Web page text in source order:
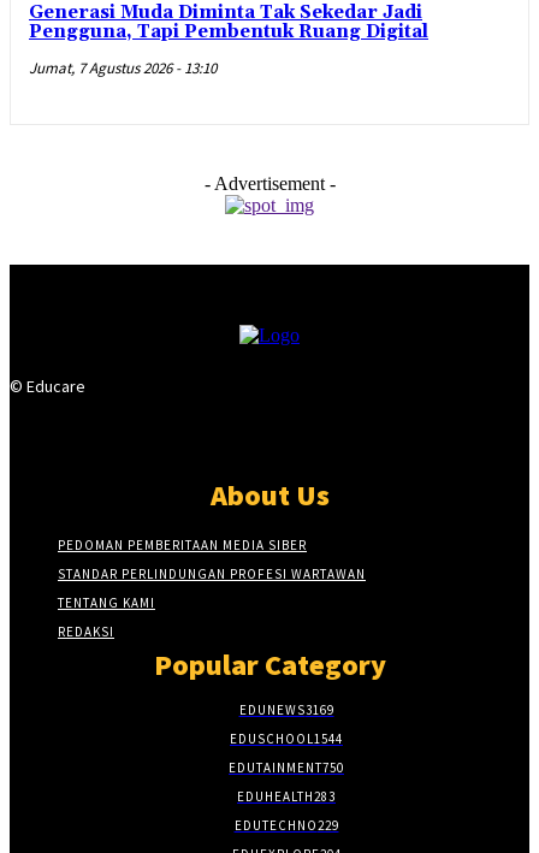
Generasi Muda Diminta Tak Sekedar Jadi
Pengguna, Tapi Pembentuk Ruang Digital
Jumat, 7 Agustus 2026 - 13:10
- Advertisement -
© Educare
About Us
PEDOMAN PEMBERITAAN MEDIA SIBER
STANDAR PERLINDUNGAN PROFESI WARTAWAN
TENTANG KAMI
REDAKSI
Popular Category
EDUNEWS3169
EDUSCHOOL1544
EDUTAINMENT750
EDUHEALTH283
EDUTECHNO229